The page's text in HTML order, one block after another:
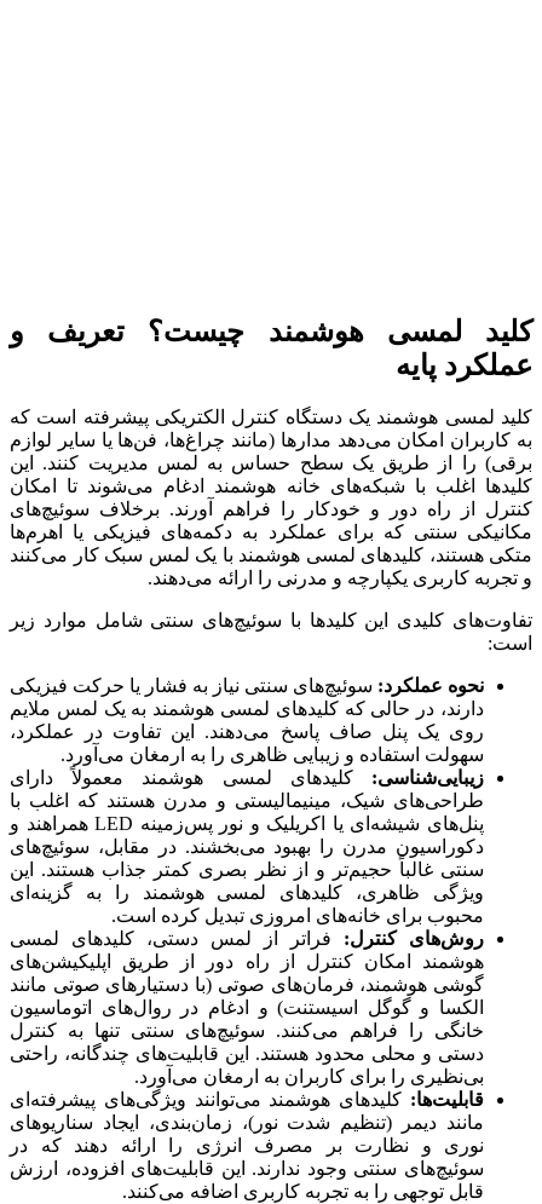
کلید لمسی هوشمند چیست؟ تعریف و
عملکرد پایه
کلید لمسی هوشمند یک دستگاه کنترل الکتریکی پیشرفته است که
به کاربران امکان می‌دهد مدارها (مانند چراغ‌ها، فن‌ها یا سایر لوازم
برقی) را از طریق یک سطح حساس به لمس مدیریت کنند. این
کلیدها اغلب با شبکه‌های خانه هوشمند ادغام می‌شوند تا امکان
کنترل از راه دور و خودکار را فراهم آورند. برخلاف سوئیچ‌های
مکانیکی سنتی که برای عملکرد به دکمه‌های فیزیکی یا اهرم‌ها
متکی هستند، کلیدهای لمسی هوشمند با یک لمس سبک کار می‌کنند
و تجربه کاربری یکپارچه و مدرنی را ارائه می‌دهند.
تفاوت‌های کلیدی این کلیدها با سوئیچ‌های سنتی شامل موارد زیر
است:
نحوه عملکرد: سوئیچ‌های سنتی نیاز به فشار یا حرکت فیزیکی
دارند، در حالی که کلیدهای لمسی هوشمند به یک لمس ملایم
روی یک پنل صاف پاسخ می‌دهند. این تفاوت در عملکرد،
سهولت استفاده و زیبایی ظاهری را به ارمغان می‌آورد.
زیبایی‌شناسی: کلیدهای لمسی هوشمند معمولاً دارای
طراحی‌های شیک، مینیمالیستی و مدرن هستند که اغلب با
پنل‌های شیشه‌ای یا اکریلیک و نور پس‌زمینه LED همراهند و
دکوراسیون مدرن را بهبود می‌بخشند. در مقابل، سوئیچ‌های
سنتی غالباً حجیم‌تر و از نظر بصری کمتر جذاب هستند. این
ویژگی ظاهری، کلیدهای لمسی هوشمند را به گزینه‌ای
محبوب برای خانه‌های امروزی تبدیل کرده است.
روش‌های کنترل: فراتر از لمس دستی، کلیدهای لمسی
هوشمند امکان کنترل از راه دور از طریق اپلیکیشن‌های
گوشی هوشمند، فرمان‌های صوتی (با دستیارهای صوتی مانند
الکسا و گوگل اسیستنت) و ادغام در روال‌های اتوماسیون
خانگی را فراهم می‌کنند. سوئیچ‌های سنتی تنها به کنترل
دستی و محلی محدود هستند. این قابلیت‌های چندگانه، راحتی
بی‌نظیری را برای کاربران به ارمغان می‌آورد.
قابلیت‌ها: کلیدهای هوشمند می‌توانند ویژگی‌های پیشرفته‌ای
مانند دیمر (تنظیم شدت نور)، زمان‌بندی، ایجاد سناریوهای
نوری و نظارت بر مصرف انرژی را ارائه دهند که در
سوئیچ‌های سنتی وجود ندارند. این قابلیت‌های افزوده، ارزش
قابل توجهی را به تجربه کاربری اضافه می‌کنند.